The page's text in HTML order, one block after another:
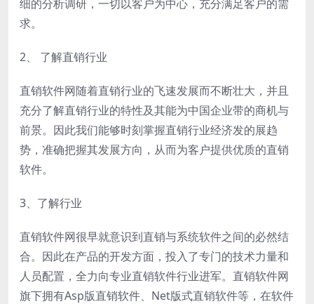
细的分析调研，一切以客户为中心，充分满足客户的需
求。
2、 了解直销行业
直销软件网随着直销行业的飞速发展而不断壮大，并且
充分了解直销行业的特性及其能为中国企业带的商机与
前景。因此我们能够时刻掌握直销行业经济发的展趋
势，准确把握其发展方向，从而为客户提供优质的直销
软件。
3、了解行业
直销软件网很早就意识到直销与系统软件之间的必然结
合。因此在产品的开发方面，投入了专门的技术力量和
人员配置，全力向专业直销软件行业进军。直销软件网
旗下拥有Asp版直销软件、Net版式直销软件等，在软件